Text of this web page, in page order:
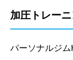
加圧トレー
パーソナルジ